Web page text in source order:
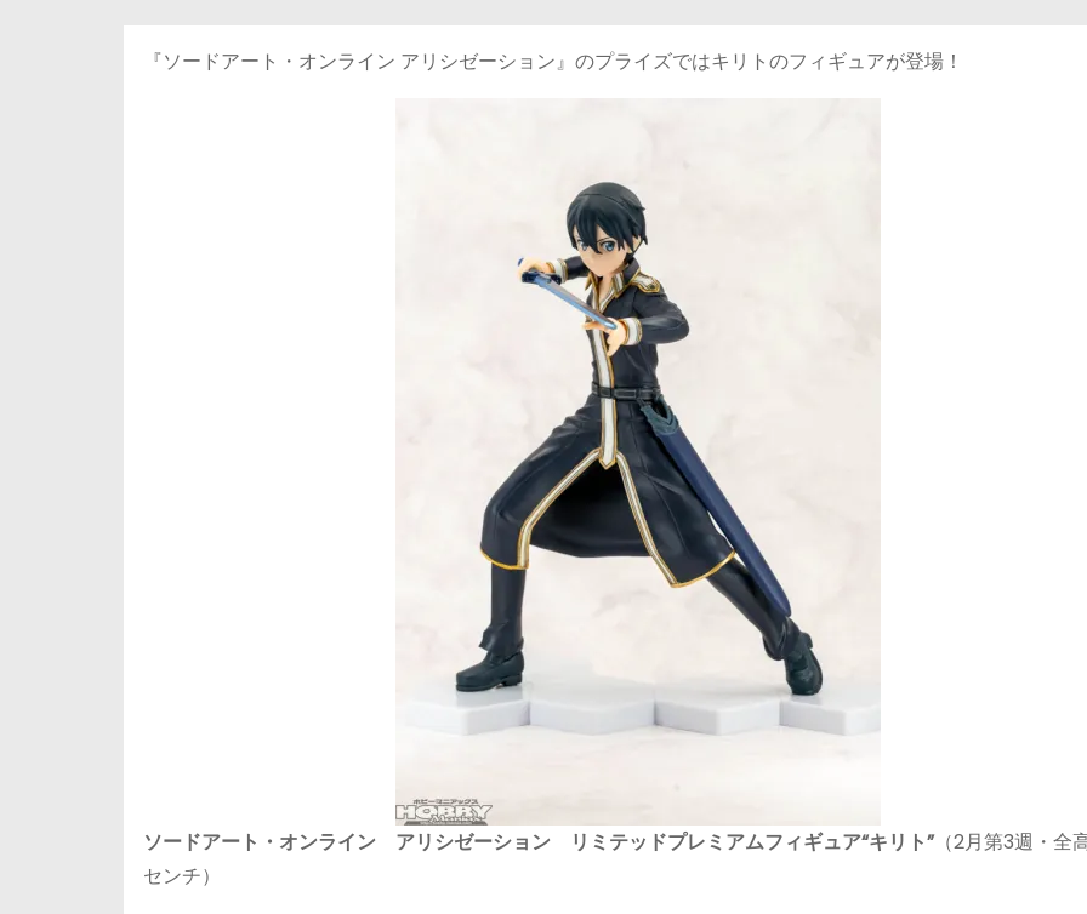
『ソードアート・オンライン アリシゼーション』のプライズではキリトのフィギュアが登場！
ソードアート・オンライン アリシゼーション リミテッドプレミアムフィギュア“キリト”（2月第3週・全
センチ）